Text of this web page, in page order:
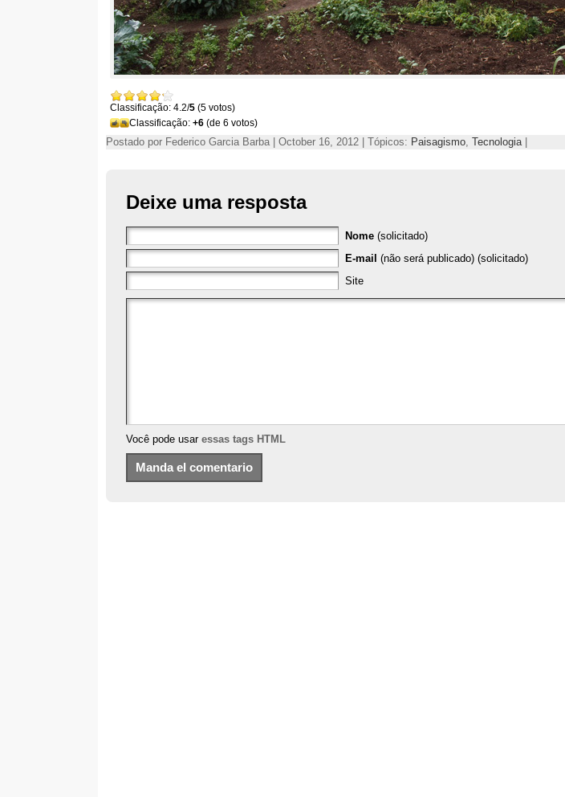
Classificação: 4.2/5 (5 votos)
Classificação: +6 (de 6 votos)
Postado por Federico Garcia Barba | October 16, 2012 | Tópicos: Paisagismo Tecnologia |
Deixe uma resposta
Nome (solicitado)
E-mail (não será publicado) (solicitado)
Site
Você pode usar essas tags HTML